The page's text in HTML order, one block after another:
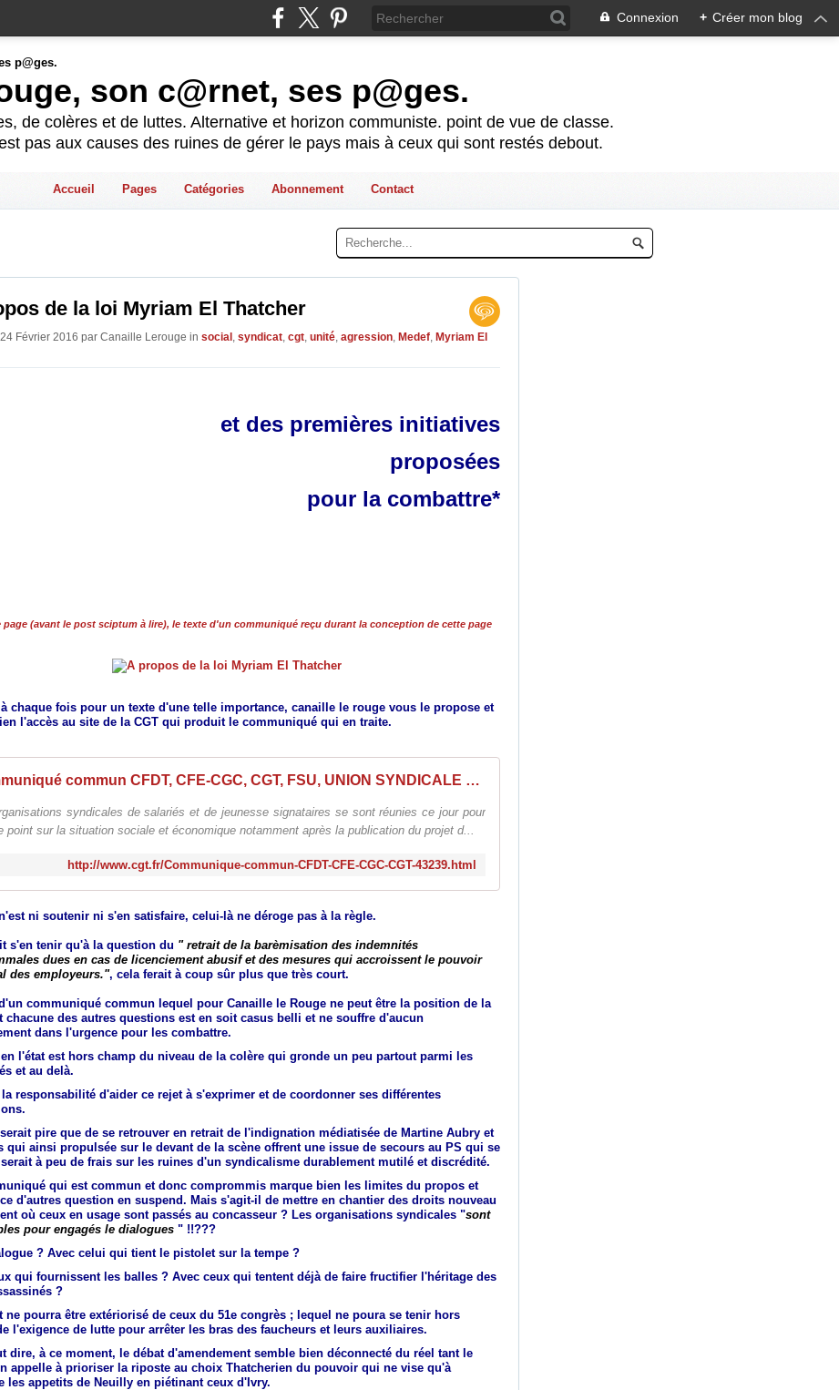
Connexion + Créer mon blog
son c@rnet, ses p@ges.
de colères et de luttes. Alternative et horizon communiste. point de vue de classe.
pas aux causes des ruines de gérer le pays mais à ceux qui sont restés debout.
Accueil Pages Catégories Abonnement Contact
de la loi Myriam El Thatcher
Février 2016 par Canaille Lerouge in social syndicat cgt unité agression Medef Myriam El
et des premières initiatives
proposées
pour la combattre*
page (avant le post sciptum à lire), le texte d'un communiqué reçu durant la conception de cette page
chaque fois pour un texte d'une telle importance, canaille le rouge vous le propose et
l'accès au site de la CGT qui produit le communiqué qui en traite.
Communiqué commun CFDT, CFE-CGC, CGT, FSU, UNION SYNDICALE SOLIDAIRES, UNSA, UNEF, UNL, FIDL
syndicales de salariés et de jeunesse signataires se sont réunies ce jour pour
point sur la situation sociale et économique notamment après la publication du projet d...
http://www.cgt.fr/Communique-commun-CFDT-CFE-CGC-CGT-43239.html
ni soutenir ni s'en satisfaire, celui-là ne déroge pas à la règle.
s'en tenir qu'à la question du " retrait de la barèmisation des indemnités
dues en cas de licenciement abusif et des mesures qui accroissent le pouvoir
des employeurs.", cela ferait à coup sûr plus que très court.
communiqué commun lequel pour Canaille le Rouge ne peut être la position de la
chacune des autres questions est en soit casus belli et ne souffre d'aucun
dans l'urgence pour les combattre.
l'état est hors champ du niveau de la colère qui gronde un peu partout parmi les
et au delà.
responsabilité d'aider ce rejet à s'exprimer et de coordonner ses différentes
pire que de se retrouver en retrait de l'indignation médiatisée de Martine Aubry et
qui ainsi propulsée sur le devant de la scène offrent une issue de secours au PS qui se
à peu de frais sur les ruines d'un syndicalisme durablement mutilé et discrédité.
qui est commun et donc comprommis marque bien les limites du propos et
d'autres question en suspend. Mais s'agit-il de mettre en chantier des droits nouveau
où ceux en usage sont passés au concasseur ? Les organisations syndicales "sont
pour engagés le dialogues " !!???
? Avec celui qui tient le pistolet sur la tempe ?
qui fournissent les balles ? Avec ceux qui tentent déjà de faire fructifier l'héritage des
?
ne pourra être extériorisé de ceux du 51e congrès ; lequel ne poura se tenir hors
l'exigence de lutte pour arrêter les bras des faucheurs et leurs auxiliaires.
dire, à ce moment, le débat d'amendement semble bien déconnecté du réel tant le
appelle à prioriser la riposte au choix Thatcherien du pouvoir qui ne vise qu'à
les appetits de Neuilly en piétinant ceux d'Ivry.